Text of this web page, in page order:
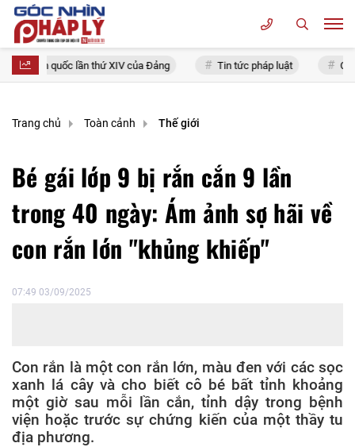
toàn quốc lần thứ XIV của Đảng Tin tức pháp luật Chính
Trang chủ Toàn cảnh Thế giới
Bé gái lớp 9 bị rắn cắn 9 lần
trong 40 ngày: Ám ảnh sợ hãi về
con rắn lớn "khủng khiếp"
07:49 03/09/2025
Con rắn là một con rắn lớn, màu đen với các sọc
xanh lá cây và cho biết cô bé bất tỉnh khoảng
một giờ sau mỗi lần cắn, tỉnh dậy trong bệnh
viện hoặc trước sự chứng kiến của một thầy tu
địa phương.